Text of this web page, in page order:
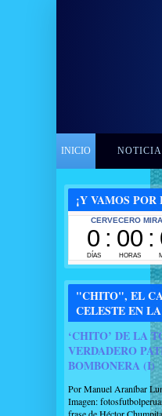
INICIO
¡Y VAMOS POR
"CHITO", EL
CELESTE EN
‘CHITO’ DE LA
VERDADERO
BOMBONERA (I)
Por Manuel Araníbar
Imagen:
frase de Héctor